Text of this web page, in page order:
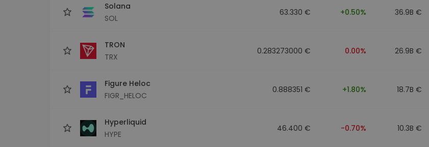
Solana
SOL
63.330 € +0.50% 36.9B €
TRON
TRX
0.283273000 € 0.00% 26.9B €
Figure Heloc
FIGR_HELOC
0.888351 € +1.80% 18.7B €
Hyperliquid
HYPE
46.400 € -0.70% 10.3B €